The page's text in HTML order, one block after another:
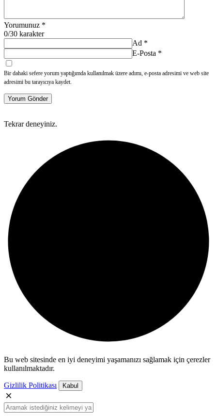
Yorumunuz *
0/30 karakter
Ad *
E-Posta *
Bir dahaki sefere yorum yaptığımda kullanılmak üzere adımı, e-posta adresimi ve web site
adresimi bu tarayıcıya kaydet.
Yorum Gönder
Tekrar deneyiniz.
Bu web sitesinde en iyi deneyimi yaşamanızı sağlamak için çerezler
kullanılmaktadır.
Gizlilik Politikası Kabul